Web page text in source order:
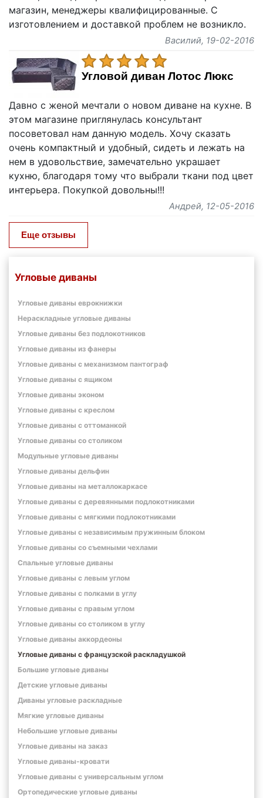
Угловые диваны
Угловые диваны еврокнижки
Нераскладные угловые диваны
Угловые диваны без подлокотников
Угловые диваны из фанеры
Угловые диваны с механизмом пантограф
Угловые диваны с ящиком
Угловые диваны эконом
Угловые диваны с креслом
Угловые диваны с оттоманкой
Угловые диваны со столиком
Модульные угловые диваны
Угловые диваны дельфин
Угловые диваны на металлокаркасе
Угловые диваны с деревянными подлокотниками
Угловые диваны с мягкими подлокотниками
Угловые диваны с независимым пружинным блоком
Угловые диваны со съемными чехлами
Спальные угловые диваны
Угловые диваны с левым углом
Угловые диваны с полками в углу
Угловые диваны с правым углом
Угловые диваны со столиком в углу
Угловые диваны аккордеоны
Угловые диваны с французской раскладушкой
Большие угловые диваны
Детские угловые диваны
Диваны угловые раскладные
Мягкие угловые диваны
Небольшие угловые диваны
Угловые диваны на заказ
Угловые диваны-кровати
Угловые диваны с универсальным углом
Ортопедические угловые диваны
магазин, менеджеры квалифицированные. С
изготовлением и доставкой проблем не возникло.
Василий, 19-02-2016
Угловой диван Лотос Люкс
Давно с женой мечтали о новом диване на кухне. В
этом магазине приглянулась консультант
посоветовал нам данную модель. Хочу сказать
очень компактный и удобный, сидеть и лежать на
нем в удовольствие, замечательно украшает
кухню, благодаря тому что выбрали ткани под цвет
интерьера. Покупкой довольны!!!
Андрей, 12-05-2016
Еще отзывы